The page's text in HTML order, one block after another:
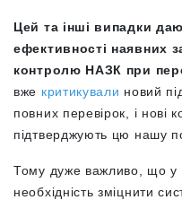
Цей та інші випадки
ефективності наявних
контролю НАЗК при
вже критикували новий
повних перевірок, і нові
підтверджують цю нашу
Тому дуже важливо, що у
необхідність зміцнити